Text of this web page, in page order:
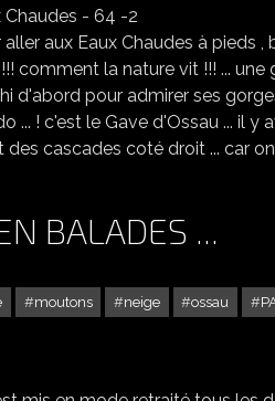
aux Eaux Chaudes à pieds
comment la nature vit !!! ...
d'abord pour admirer ses
... ! c'est le Gave d'Ossau ... il
cascades coté droit ... car
BALADES ...
moutons neige ossau